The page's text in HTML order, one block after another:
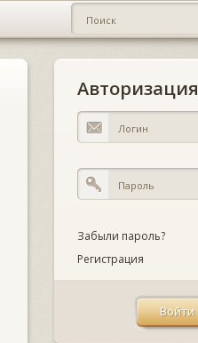
Авторизация
Забыли пароль?
Регистрация